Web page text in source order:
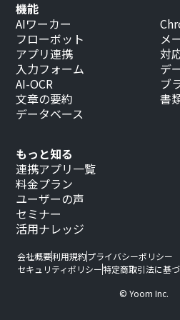
もっと知る
連携アプリ一覧
料金プラン
ユーザーの声
セミナー
活用ナレッジ
機能
AIワーカー
フローボット
アプリ連携
入力フォーム
AI-OCR
文章の要約
データベース
メ
対
デ
ブ
書
会社概要利用規約プライバシーポリシー
セキュリティポリシー特定商取引法に基
© Yoom Inc.